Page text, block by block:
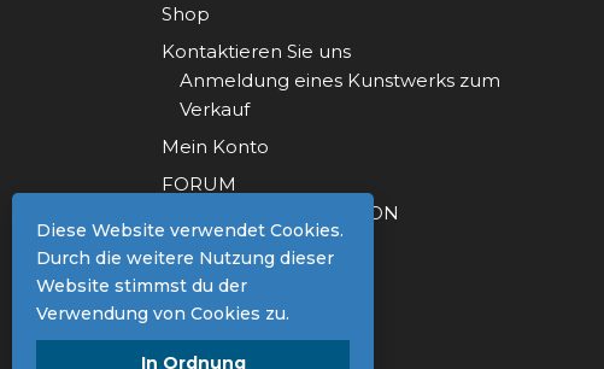
Shop
Kontaktieren Sie uns
Anmeldung eines Kunstwerks zum
Verkauf
Mein Konto
FORUM
FORUM REGISTRATION
Diese Website verwendet Cookies.
Durch die weitere Nutzung dieser
Website stimmst du der
Verwendung von Cookies zu.
In Ordnung